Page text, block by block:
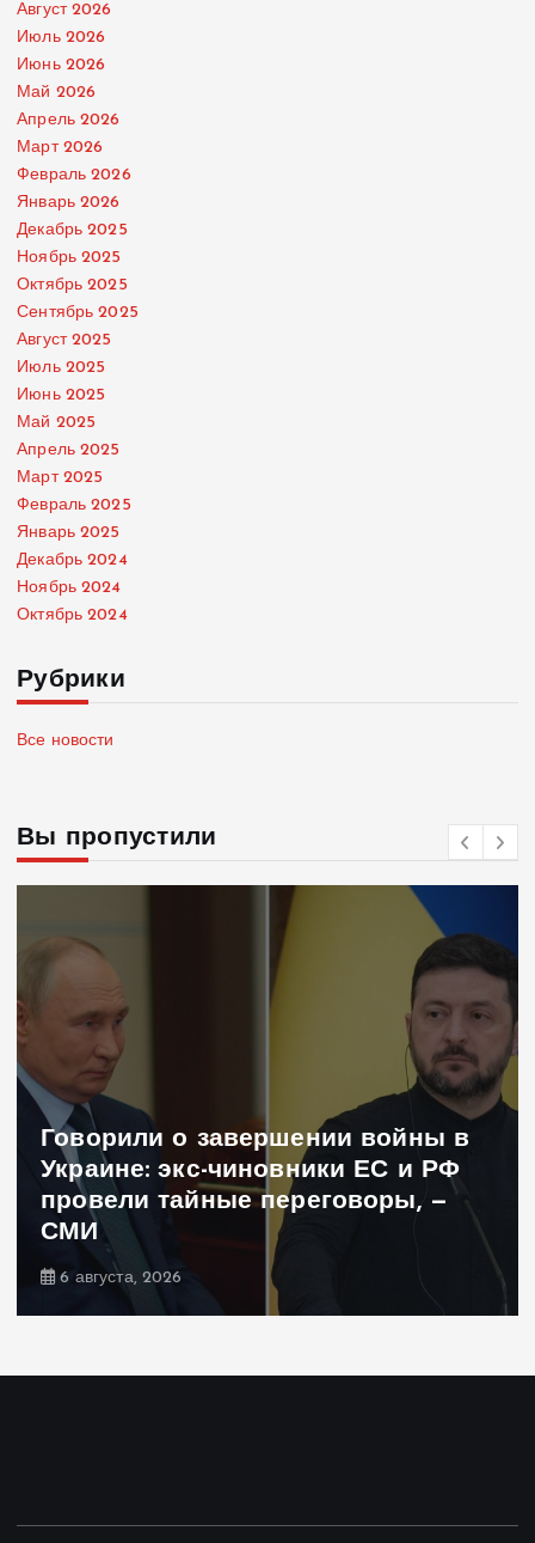
Август 2026
Июль 2026
Июнь 2026
Май 2026
Апрель 2026
Март 2026
Февраль 2026
Январь 2026
Декабрь 2025
Ноябрь 2025
Октябрь 2025
Сентябрь 2025
Август 2025
Июль 2025
Июнь 2025
Май 2025
Апрель 2025
Март 2025
Февраль 2025
Январь 2025
Декабрь 2024
Ноябрь 2024
Октябрь 2024
Рубрики
Все новости
Вы пропустили
в
РФ
Иран готовил удар по
почему Тегеран передумал
5 августа, 2026